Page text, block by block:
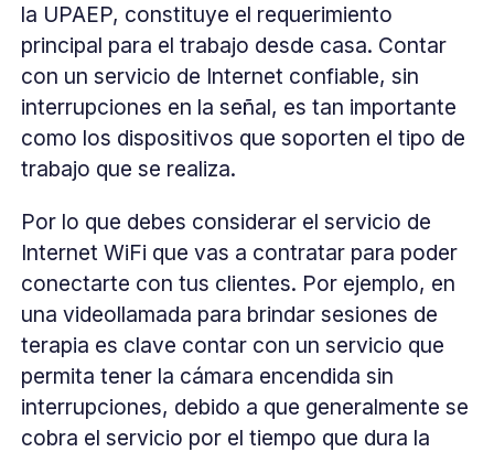
la UPAEP, constituye el requerimiento
principal para el trabajo desde casa. Contar
con un servicio de Internet confiable, sin
interrupciones en la señal, es tan importante
como los dispositivos que soporten el tipo de
trabajo que se realiza.
Por lo que debes considerar el servicio de
Internet WiFi que vas a contratar para poder
conectarte con tus clientes. Por ejemplo, en
una videollamada para brindar sesiones de
terapia es clave contar con un servicio que
permita tener la cámara encendida sin
interrupciones, debido a que generalmente se
cobra el servicio por el tiempo que dura la